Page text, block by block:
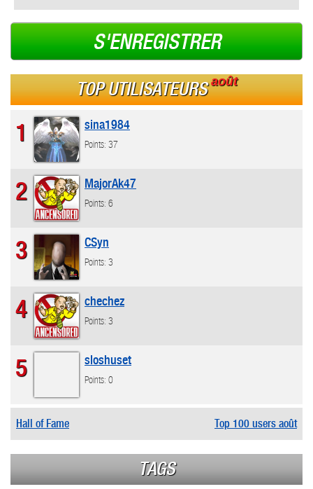
S'ENREGISTRER
TOP UTILISATEURSaoût
1 sina1984
Points: 37
2 MajorAk47
Points: 6
3 CSyn
Points: 3
4 chechez
Points: 3
5 sloshuset
Points: 0
Hall of Fame Top 100 users août
TAGS